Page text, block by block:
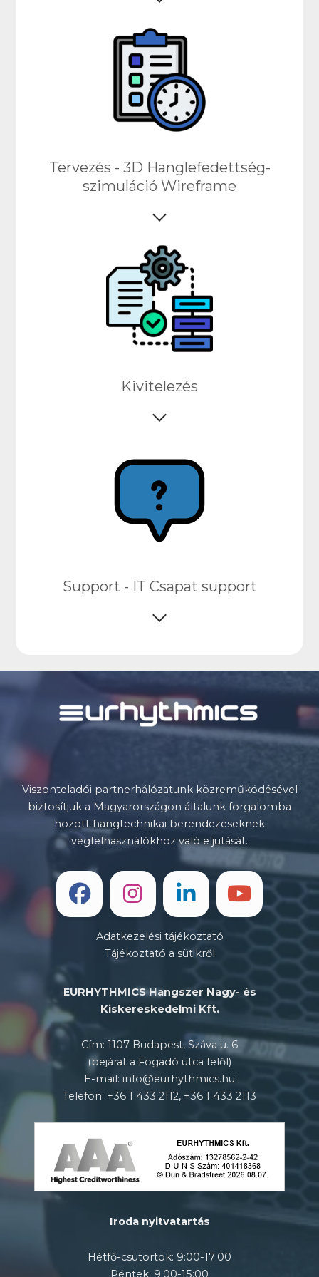
Tervezés - 3D Hanglefedettség-
szimuláció Wireframe
Kivitelezés
Support - IT Csapat support
Viszonteladói partnerhálózatunk közreműködésével
biztosítjuk a Magyarországon általunk forgalomba
hozott hangtechnikai berendezéseknek
végfelhasználókhoz való eljutását.
Adatkezelési tájékoztató
Tájékoztató a sütikről
EURHYTHMICS Hangszer Nagy- és
Kiskereskedelmi Kft.
Cím: 1107 Budapest, Száva u. 6
(bejárat a Fogadó utca felől)
E-mail: info@eurhythmics.hu
Telefon: +36 1 433 2112, +36 1 433 2113
Iroda nyitvatartás
Hétfő-csütörtök: 9:00-17:00
Péntek: 9:00-15:00